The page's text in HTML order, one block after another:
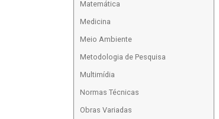
Matemática
Medicina
Meio Ambiente
Metodologia de Pesquisa
Multimídia
Normas Técnicas
Obras Variadas